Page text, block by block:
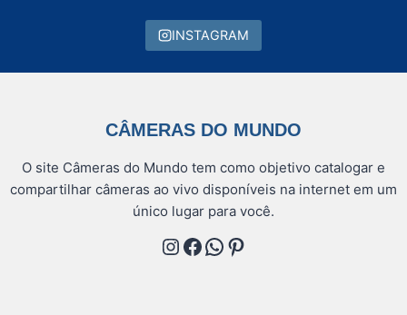
INSTAGRAM
CÂMERAS DO MUNDO
O site Câmeras do Mundo tem como objetivo catalogar e
compartilhar câmeras ao vivo disponíveis na internet em um
único lugar para você.
Instagram
Facebook
WhatsApp
Pinterest